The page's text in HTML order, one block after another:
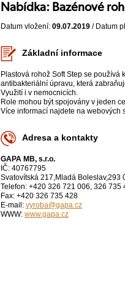
Nabídka: Bazénové
Datum vložení: 09.07.2019 / Datum
Základní informace
Plastová rohož Soft Step se
antibakteriální úpravu, která
Využití i v nemocnicích.
Role mohou být spojovány v jeden
Více informací najdete na webových
Adresa a kontakty
GAPA MB, s.r.o.
IČ: 40767795
Svatovítská 217,Mladá Boleslav,293
Telefon: +420 326 721 006, 326 735
Fax: +420 326 735 428
E-mail: vyroba@gapa.cz
WWW: www.gapa.cz